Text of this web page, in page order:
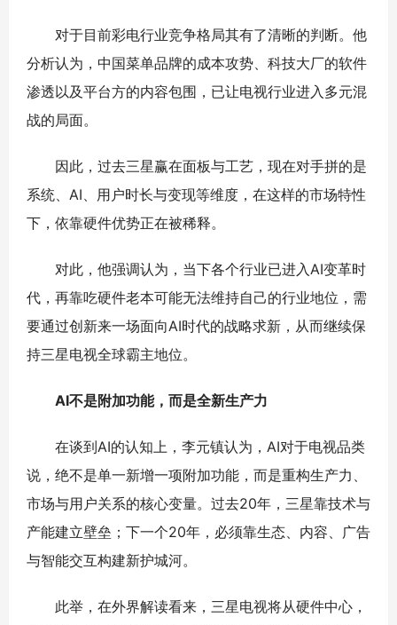
对于目前彩电行业竞争格局其有了清晰的判断。他
分析认为，中国菜单品牌的成本攻势、科技大厂的软件
渗透以及平台方的内容包围，已让电视行业进入多元混
战的局面。
因此，过去三星赢在面板与工艺，现在对手拼的是
系统、AI、用户时长与变现等维度，在这样的市场特性
下，依靠硬件优势正在被稀释。
对此，他强调认为，当下各个行业已进入AI变革时
代，再靠吃硬件老本可能无法维持自己的行业地位，需
要通过创新来一场面向AI时代的战略求新，从而继续保
持三星电视全球霸主地位。
AI不是附加功能，而是全新生产力
在谈到AI的认知上，李元镇认为，AI对于电视品类
说，绝不是单一新增一项附加功能，而是重构生产力、
市场与用户关系的核心变量。过去20年，三星靠技术与
产能建立壁垒；下一个20年，必须靠生态、内容、广告
与智能交互构建新护城河。
此举，在外界解读看来，三星电视将从硬件中心，